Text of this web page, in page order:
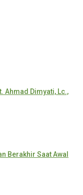
Ahmad Dimyati, Lc.,
Berakhir Saat Awal